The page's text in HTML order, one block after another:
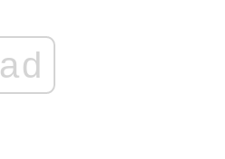
ad